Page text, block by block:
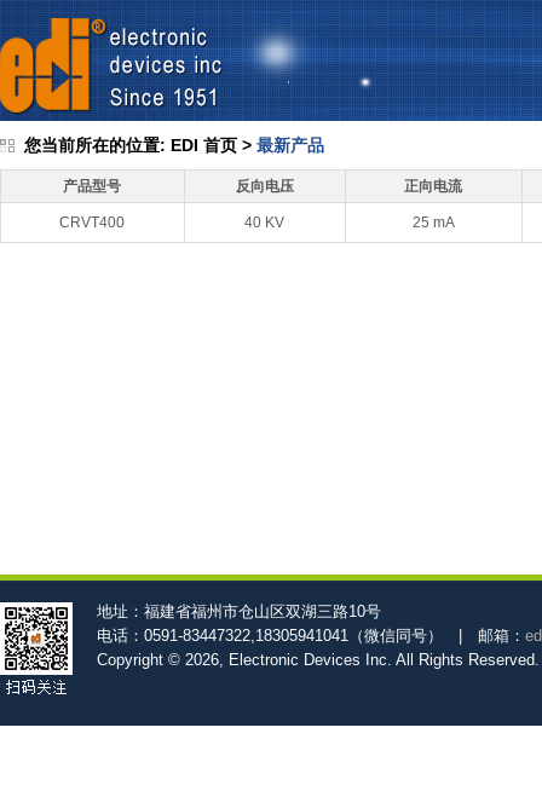
您当前所在的位置: EDI 首页 > 最新产品
产品型号 反向电压 正向电流
CRVT400 40 KV 25 mA
地址：福建省福州市仓山区双湖三路10号
电话：0591-83447322,18305941041（微信同号） | 邮箱：
Copyright © 2026, Electronic Devices Inc. All Rights Reserved.